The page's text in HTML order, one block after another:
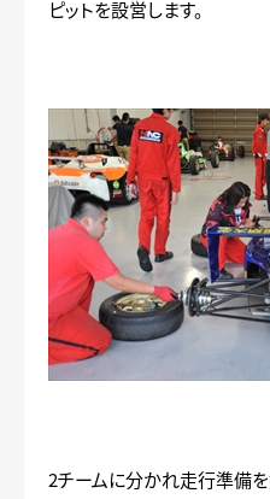
ピットを設営します。
2チームに分かれ走行準備